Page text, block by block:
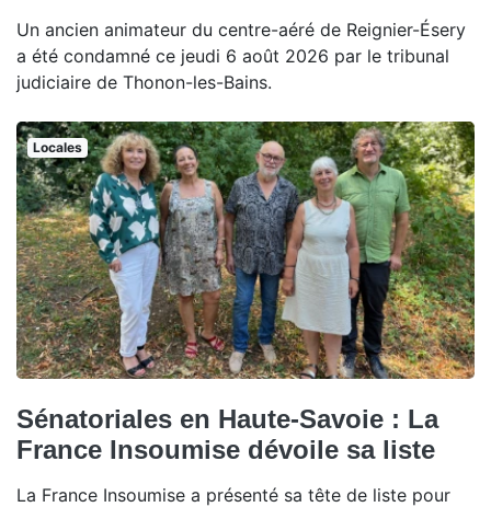
Un ancien animateur du centre-aéré de Reignier-Ésery
a été condamné ce jeudi 6 août 2026 par le tribunal
judiciaire de Thonon-les-Bains.
Locales
Sénatoriales en Haute-Savoie : La
France Insoumise dévoile sa liste
La France Insoumise a présenté sa tête de liste pour